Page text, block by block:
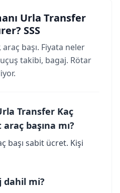
Urla Transfer
SSS
araç başı. Fiyata neler
takibi, bagaj. Rötar
Transfer Kaç
başına mı?
başı sabit ücret. Kişi
dahil mi?